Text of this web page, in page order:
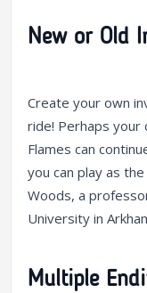
New or Old
Create your own
ride! Perhaps your
Flames can
you can play as
Woods, a
University in
Multiple